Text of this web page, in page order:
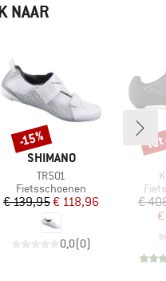
NAAR
MERK
SHIMANO
Artikel
TR501
Productgroep
Fietsschoenen
Prijs
€ 139,95Verlaagde prijs
€ 118,96
0,0(0)
Korting
-15%
€
tot